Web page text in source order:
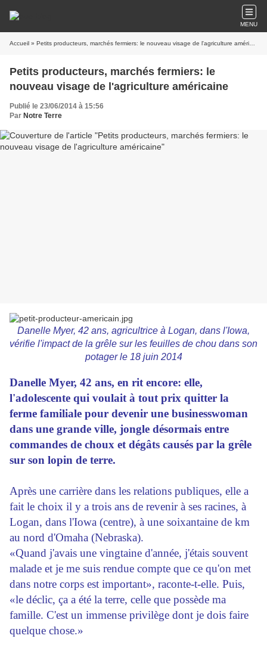
MENU
Accueil » Petits producteurs, marchés fermiers: le nouveau visage de l'agriculture américaine
Petits producteurs, marchés fermiers: le
nouveau visage de l'agriculture américaine
Publié le 23/06/2014 à 15:56
Par Notre Terre
Danelle Myer, 42 ans, agricultrice à Logan, dans l'Iowa,
vérifie l'impact de la grêle sur les feuilles de chou dans son
potager le 18 juin 2014
Danelle Myer, 42 ans, en rit encore: elle,
l'adolescente qui voulait à tout prix quitter la
ferme familiale pour devenir une businesswoman
dans une grande ville, jongle désormais entre
commandes de choux et dégâts causés par la grêle
sur son lopin de terre.
Après une carrière dans les relations publiques, elle a
fait le choix il y a trois ans de revenir à ses racines, à
Logan, dans l'Iowa (centre), à une soixantaine de km
au nord d'Omaha (Nebraska).
«Quand j'avais une vingtaine d'année, j'étais souvent
malade et je me suis rendue compte que ce qu'on met
dans notre corps est important», raconte-t-elle. Puis,
«le déclic, ça a été la terre, celle que possède ma
famille. C'est un immense privilège dont je dois faire
quelque chose.»